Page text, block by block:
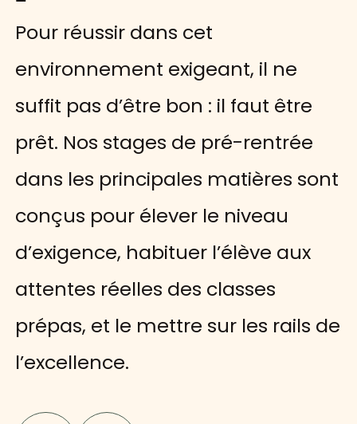
Pour réussir dans cet
environnement exigeant, il ne
suffit pas d’être bon : il faut être
prêt. Nos stages de pré-rentrée
dans les principales matières sont
conçus pour élever le niveau
d’exigence, habituer l’élève aux
attentes réelles des classes
prépas, et le mettre sur les rails de
l’excellence.